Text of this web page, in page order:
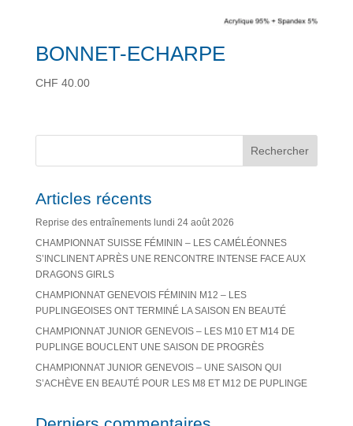
BONNET-ECHARPE
CHF 40.00
Rechercher
Articles récents
Reprise des entraînements lundi 24 août 2026
CHAMPIONNAT SUISSE FÉMININ – LES CAMÉLÉONNES
S’INCLINENT APRÈS UNE RENCONTRE INTENSE FACE AUX
DRAGONS GIRLS
CHAMPIONNAT GENEVOIS FÉMININ M12 – LES
PUPLINGEOISES ONT TERMINÉ LA SAISON EN BEAUTÉ
CHAMPIONNAT JUNIOR GENEVOIS – LES M10 ET M14 DE
PUPLINGE BOUCLENT UNE SAISON DE PROGRÈS
CHAMPIONNAT JUNIOR GENEVOIS – UNE SAISON QUI
S’ACHÈVE EN BEAUTÉ POUR LES M8 ET M12 DE PUPLINGE